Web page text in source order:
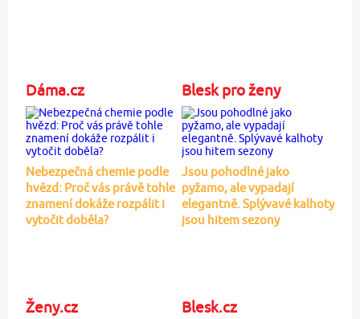
Dáma.cz
Nebezpečná chemie podle
hvězd: Proč vás právě tohle
znamení dokáže rozpálit i
vytočit doběla?
Blesk pro ženy
Jsou pohodlné jako
pyžamo, ale vypadají
elegantně. Splývavé kalhoty
jsou hitem sezony
Ženy.cz Blesk.cz